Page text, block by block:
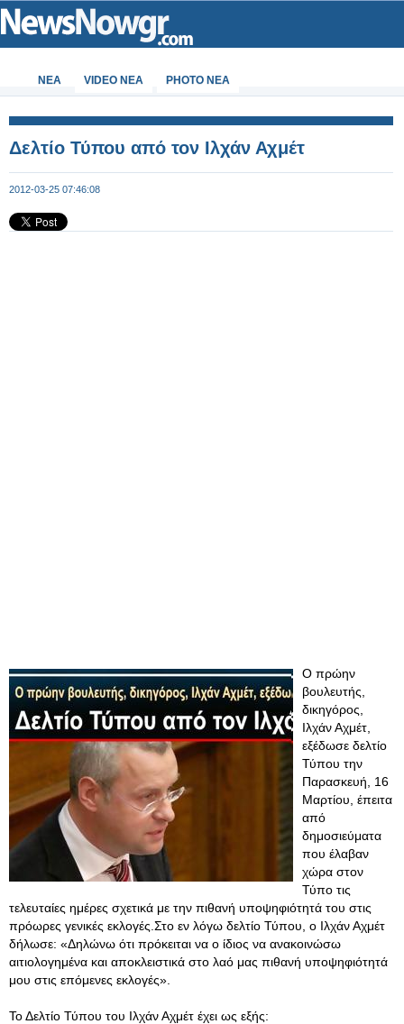
ΝΕΑ VIDEO NEA PHOTO NEA
Δελτίο Τύπου από τον Ιλχάν Αχμέτ
2012-03-25 07:46:08
O πρώην
βουλευτής,
δικηγόρος,
Ιλχάν Αχμέτ,
εξέδωσε δελτίο
Τύπου την
Παρασκευή, 16
Μαρτίου, έπειτα
από
δημοσιεύματα
που έλαβαν
χώρα στον
Τύπο τις
τελευταίες ημέρες σχετικά με την πιθανή υποψηφιότητά του στις
πρόωρες γενικές εκλογές.Στο εν λόγω δελτίο Τύπου, ο Ιλχάν Αχμέτ
δήλωσε: «Δηλώνω ότι πρόκειται να ο ίδιος να ανακοινώσω
αιτιολογημένα και αποκλειστικά στο λαό μας πιθανή υποψηφιότητά
μου στις επόμενες εκλογές».
Το Δελτίο Τύπου του Ιλχάν Αχμέτ έχει ως εξής: